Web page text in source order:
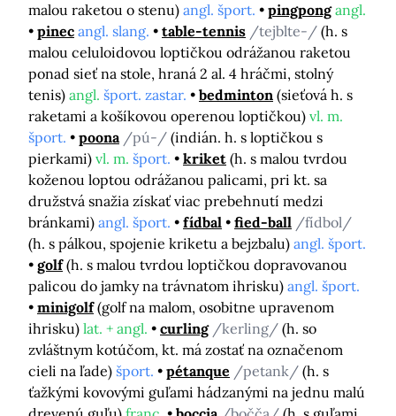
malou raketou o stenu) angl. šport. pingpong angl.
pinec angl. slang. table-tennis /tejblte-/ (h. s
malou celuloidovou loptičkou odrážanou raketou
ponad sieť na stole, hraná 2 al. 4 hráčmi, stolný
tenis) angl. šport. zastar. bedminton (sieťová h. s
raketami a košíkovou operenou loptičkou) vl. m.
šport.
poona /pú-/ (indián. h. s loptičkou s
pierkami) vl. m. šport. kriket (h. s malou tvrdou
koženou loptou odrážanou palicami, pri kt. sa
družstvá snažia získať viac prebehnutí medzi
bránkami) angl. šport. fídbal fied-ball /fídbol/
(h. s pálkou, spojenie kriketu a bejzbalu) angl. šport.
golf (h. s malou tvrdou loptičkou dopravovanou
palicou do jamky na trávnatom ihrisku) angl. šport.
minigolf (golf na malom, osobitne upravenom
ihrisku) lat. + angl. curling /kerling/ (h. so
zvláštnym kotúčom, kt. má zostať na označenom
cieli na ľade) šport. pétanque /petank/ (h. s
ťažkými kovovými guľami hádzanými na jednu malú